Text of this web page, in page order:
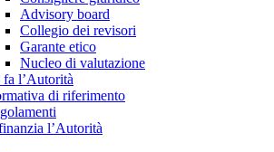
Advisory board
Collegio dei revisori
Garante etico
Nucleo di valutazione
fa l’Autorità
di riferimento
l’Autorità